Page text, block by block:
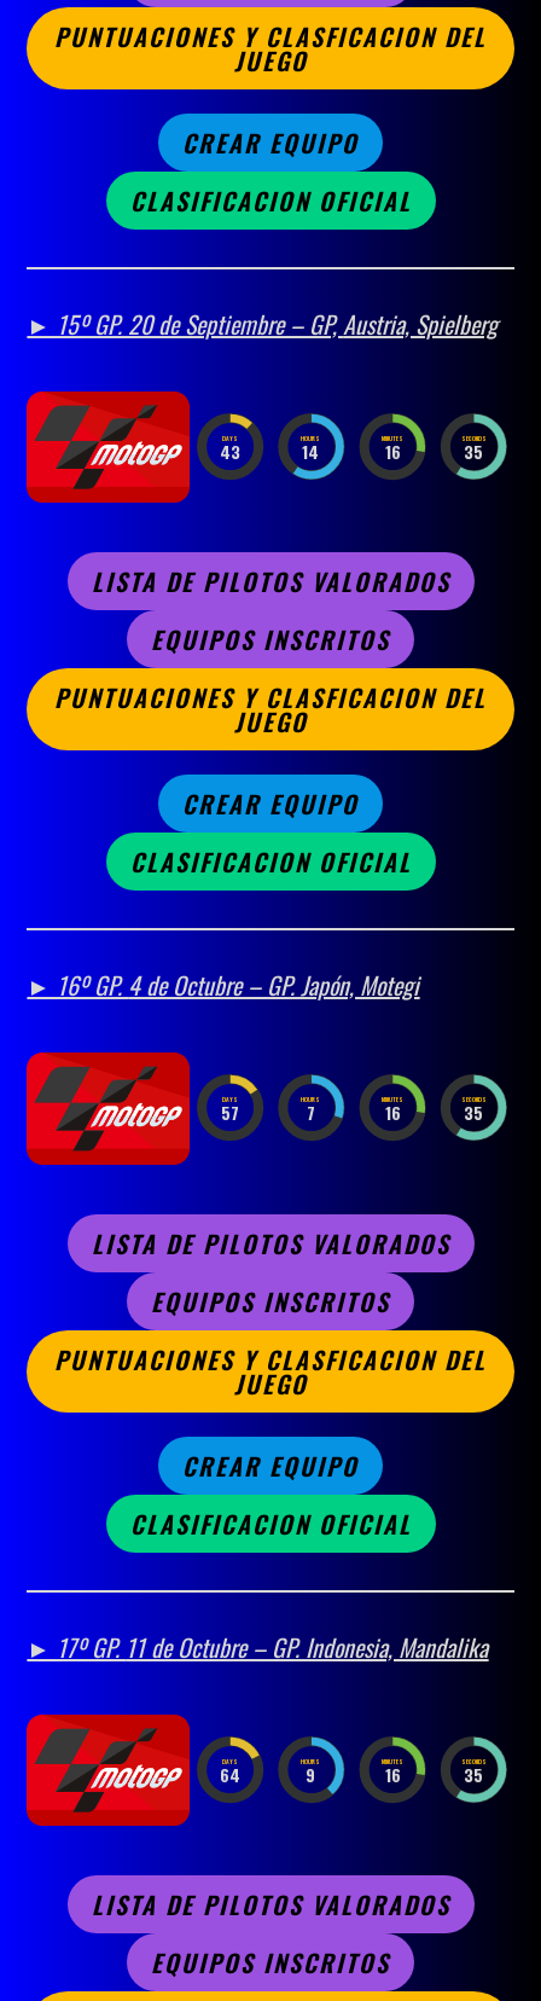
PUNTUACIONES Y CLASFICACION DEL
JUEGO
CREAR EQUIPO
CLASIFICACION OFICIAL
► 15º GP. 20 de Septiembre – GP,Austria, Spielberg
DAYS
43
HOURS
14
MINUTES
16
SECONDS
33
LISTA DE PILOTOS VALORADOS
EQUIPOS INSCRITOS
PUNTUACIONES Y CLASFICACION DEL
JUEGO
CREAR EQUIPO
CLASIFICACION OFICIAL
► 16º GP. 4 de Octubre – GP. Japón, Motegi
DAYS
57
HOURS
7
MINUTES
16
SECONDS
33
LISTA DE PILOTOS VALORADOS
EQUIPOS INSCRITOS
PUNTUACIONES Y CLASFICACION DEL
JUEGO
CREAR EQUIPO
CLASIFICACION OFICIAL
► 17º GP. 11 de Octubre – GP. Indonesia, Mandalika
DAYS
64
HOURS
9
MINUTES
16
SECONDS
33
LISTA DE PILOTOS VALORADOS
EQUIPOS INSCRITOS